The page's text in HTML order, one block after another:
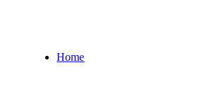
Home